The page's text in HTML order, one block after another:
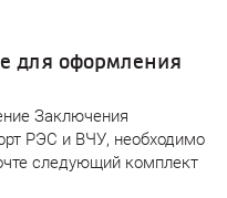
для оформления
Заключения
РЭС и ВЧУ, необходимо
следующий комплект